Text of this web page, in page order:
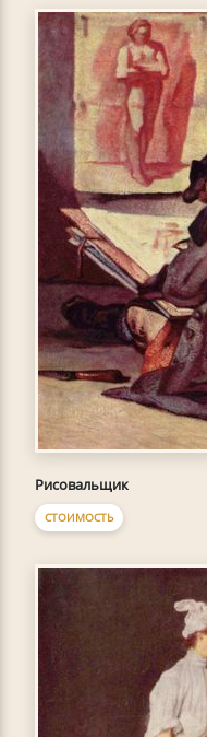
Рисовальщик
СТОИМОСТЬ